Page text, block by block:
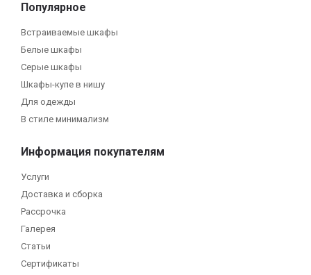
Популярное
Встраиваемые шкафы
Белые шкафы
Серые шкафы
Шкафы-купе в нишу
Для одежды
В стиле минимализм
Информация покупателям
Услуги
Доставка и сборка
Рассрочка
Галерея
Статьи
Сертификаты